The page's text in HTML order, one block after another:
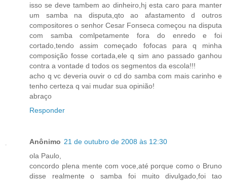
isso se deve tambem ao dinheiro,hj esta caro para manter
um samba na disputa,qto ao afastamento d outros
compositores o senhor Cesar Fonseca começou na disputa
com samba comlpetamente fora do enredo e foi
cortado,tendo assim começado fofocas para q minha
composição fosse cortada,ele q sim ano passado ganhou
contra a vontade d todos os segmentos da escola!!!
acho q vc deveria ouvir o cd do samba com mais carinho e
tenho certeza q vai mudar sua opinião!
abraço
Responder
Anônimo 21 de outubro de 2008 às 12:30
ola Paulo,
concordo plena mente com voce,até porque como o Bruno
disse realmente o samba foi muito divulgado,foi tao